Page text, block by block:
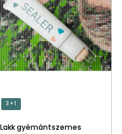
3 + 1
Lakk gyémántszemes